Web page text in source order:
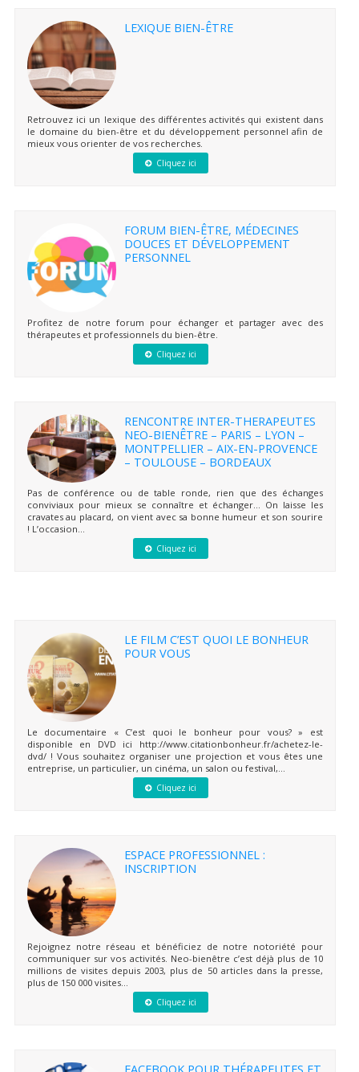
LEXIQUE BIEN-ÊTRE
Retrouvez ici un lexique des différentes activités qui existent dans
le domaine du bien-être et du développement personnel afin de
mieux vous orienter de vos recherches.
Cliquez ici
FORUM BIEN-ÊTRE, MÉDECINES
DOUCES ET DÉVELOPPEMENT
PERSONNEL
Profitez de notre forum pour échanger et partager avec des
thérapeutes et professionnels du bien-être.
Cliquez ici
RENCONTRE INTER-THERAPEUTES
NEO-BIENÊTRE – PARIS – LYON –
MONTPELLIER – AIX-EN-PROVENCE
– TOULOUSE – BORDEAUX
Pas de conférence ou de table ronde, rien que des échanges
conviviaux pour mieux se connaître et échanger… On laisse les
cravates au placard, on vient avec sa bonne humeur et son sourire
! L’occasion...
Cliquez ici
LE FILM C’EST QUOI LE BONHEUR
POUR VOUS
Le documentaire « C’est quoi le bonheur pour vous? » est
disponible en DVD ici http://www.citationbonheur.fr/achetez-le-
dvd/ ! Vous souhaitez organiser une projection et vous êtes une
entreprise, un particulier, un cinéma, un salon ou festival,...
Cliquez ici
ESPACE PROFESSIONNEL :
INSCRIPTION
Rejoignez notre réseau et bénéficiez de notre notoriété pour
communiquer sur vos activités. Neo-bienêtre c’est déjà plus de 10
millions de visites depuis 2003, plus de 50 articles dans la presse,
plus de 150 000 visites...
Cliquez ici